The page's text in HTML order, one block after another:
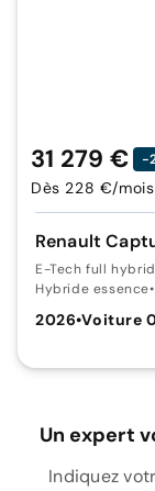
Renault
E-Tech full
Hybride essence•
2026•Voiture
31 279 € -
Dès 228 €/mois
Un expert
Indiquez